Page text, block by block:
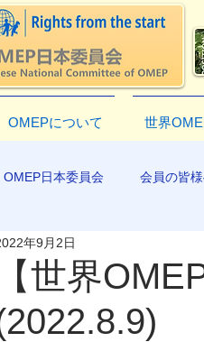
OMEPについて 世界
OMEP日本委員会 会員の皆
【世界
年9月2日